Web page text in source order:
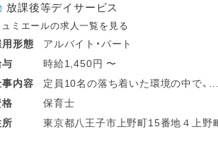
放課後等デイサービス
ュミエールの求人一覧を見る
用形態
アルバイト・パート
与
時給1,450円 〜
事内容
定員10名の落ち着いた環境の中で、
子どもたちの成長をサポートするお
格
保育士
所